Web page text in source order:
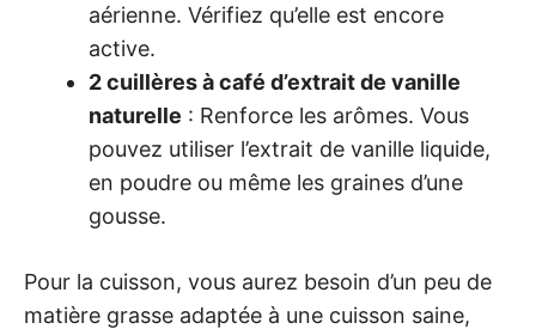
aérienne. Vérifiez qu’elle est encore
active.
2 cuillères à café d’extrait de vanille
naturelle : Renforce les arômes. Vous
pouvez utiliser l’extrait de vanille liquide,
en poudre ou même les graines d’une
gousse.
Pour la cuisson, vous aurez besoin d’un peu de
matière grasse adaptée à une cuisson saine,